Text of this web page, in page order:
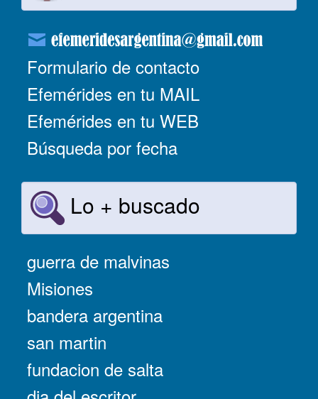
Formulario de contacto
Efemérides en tu MAIL
Efemérides en tu WEB
Búsqueda por fecha
Lo + buscado
guerra de malvinas
Misiones
bandera argentina
san martin
fundacion de salta